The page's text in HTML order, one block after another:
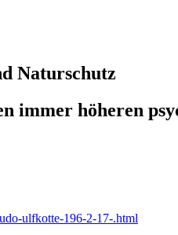
Naturschutz
immer höheren
ulfkotte-196-2-17-.html